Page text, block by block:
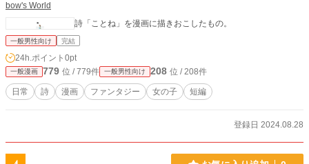
bow's World
詩「ことね」を漫画に描きおこしたもの。
一般男性向け 完結
24h.ポイント 0pt
一般漫画 779 位 / 779件 一般男性向け 208 位 / 208件
日常 詩 漫画 ファンタジー 女の子 短編
登録日 2024.08.28